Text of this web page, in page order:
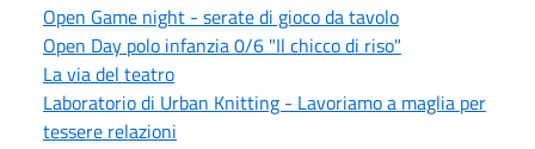
Open Game night - serate di gioco da tavolo
Open Day polo infanzia 0/6 "Il chicco di riso"
La via del teatro
Laboratorio di Urban Knitting - Lavoriamo a maglia per
tessere relazioni